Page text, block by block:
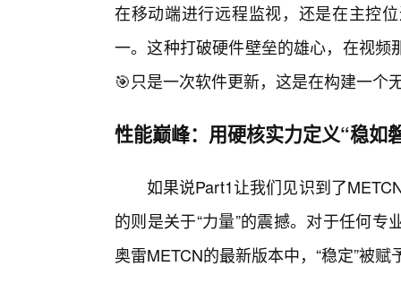
在移动端进行远程监视，还是在主控
一。这种打破硬件壁垒的雄心，在视
🎯只是一次软件更新，这是在构建一个
性能巅峰：用硬核实力定义“稳如
如果说Part1让我们见识到了
的则是关于“力量”的震撼。对于任何
奥雷METCN的最新版本中，“稳定”被